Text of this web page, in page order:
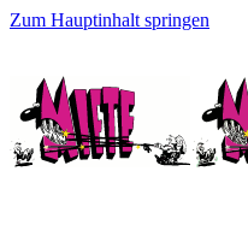
Zum Hauptinhalt springen